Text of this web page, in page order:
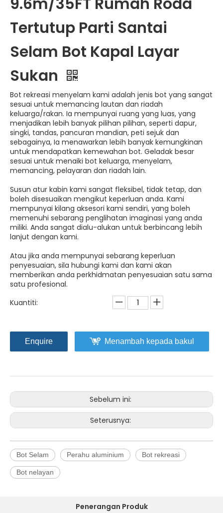
Tertutup Parti Santai
Selam Bot Kapal Layar
Sukan
Bot rekreasi menyelam kami adalah jenis bot yang sangat
sesuai untuk memancing lautan dan riadah
keluarga/rakan. Ia mempunyai ruang yang luas, yang
menjadikan lebih banyak pilihan pilihan, seperti dapur,
singki, tandas, pancuran mandian, peti sejuk dan
sebagainya, Ia menawarkan lebih banyak kemungkinan
untuk mendapatkan kemewahan bot. Geladak besar
sesuai untuk menaiki bot keluarga, menyelam,
memancing, pelayaran dan riadah lain.
Susun atur kabin kami sangat fleksibel, tidak tetap, dan
boleh disesuaikan mengikut keperluan anda. Kami
mempunyai kilang aksesori kami sendiri, yang boleh
memenuhi sebarang penglihatan imaginasi yang anda
miliki. Anda sangat dialu-alukan untuk berbincang lebih
lanjut dengan kami.
Atau jika anda mempunyai sebarang keperluan
penyesuaian, sila hubungi kami dan kami akan
memberikan anda perkhidmatan penyesuaian satu sama
satu profesional.
Kuantiti:
Enquire Menambah kepada bakul
Sebelum ini:
Seterusnya:
Bot Selam Perahu aluminium Bot rekreasi
Bot nelayan
Penerangan Produk